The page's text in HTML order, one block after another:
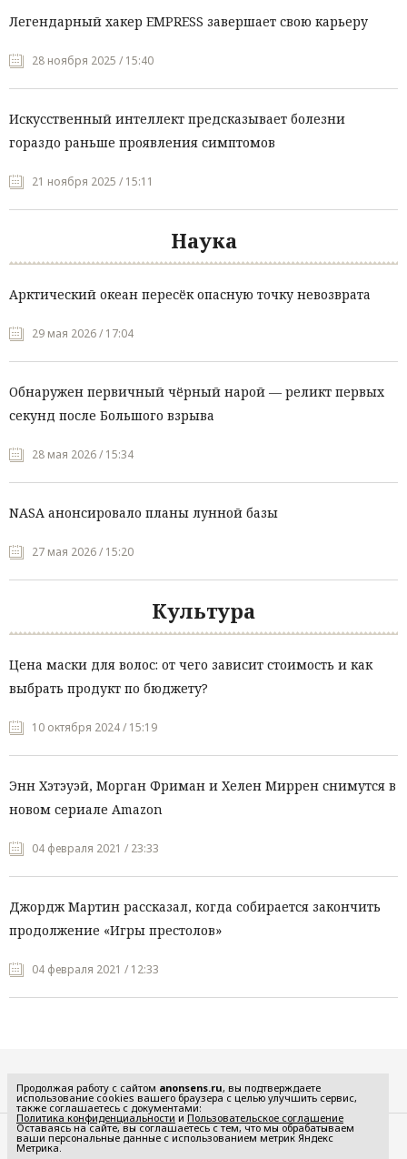
Легендарный хакер EMPRESS завершает свою карьеру
28 ноября 2025 / 15:40
Искусственный интеллект предсказывает болезни
гораздо раньше проявления симптомов
21 ноября 2025 / 15:11
Наука
Арктический океан пересёк опасную точку невозврата
29 мая 2026 / 17:04
Обнаружен первичный чёрный нарой — реликт первых
секунд после Большого взрыва
28 мая 2026 / 15:34
NASA анонсировало планы лунной базы
27 мая 2026 / 15:20
Культура
Цена маски для волос: от чего зависит стоимость и как
выбрать продукт по бюджету?
10 октября 2024 / 15:19
Энн Хэтэуэй, Морган Фриман и Хелен Миррен снимутся в
новом сериале Amazon
04 февраля 2021 / 23:33
Джордж Мартин рассказал, когда собирается закончить
продолжение «Игры престолов»
04 февраля 2021 / 12:33
Редакция
Реклама
Продолжая работу с сайтом anonsens.ru, вы подтверждаете
использование cookies вашего браузера с целью улучшить сервис,
также соглашаетесь с документами:
Политика конфиденциальности и Пользовательское соглашение
Оставаясь на сайте, вы соглашаетесь с тем, что мы обрабатываем
ваши персональные данные с использованием метрик Яндекс
Метрика.